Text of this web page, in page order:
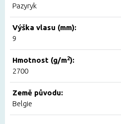
Pazyryk
Výška vlasu (mm):
9
Hmotnost (g/m2):
2700
Země původu:
Belgie